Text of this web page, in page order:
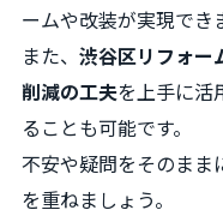
ームや改装が実現でき
また、 渋谷区リフォー
削減の工夫を上手に活
ることも可能です。
不安や疑問をそのまま
を重ねましょう。